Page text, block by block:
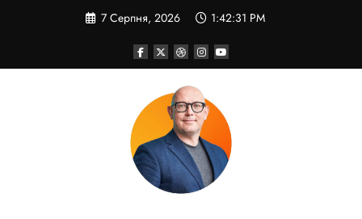
7 Серпня, 2026 1:42:31 PM